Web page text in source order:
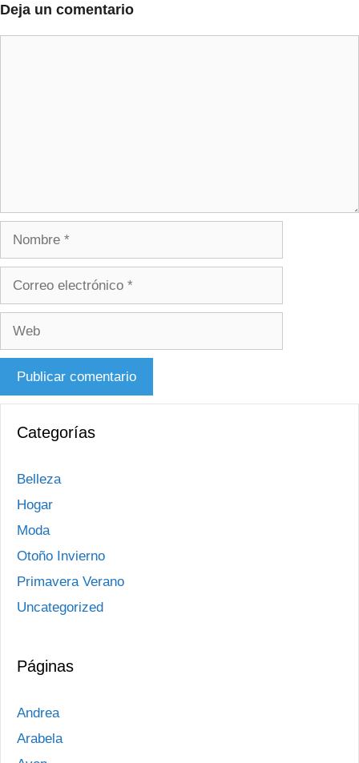
Deja un comentario
Categorías
Belleza
Hogar
Moda
Otoño Invierno
Primavera Verano
Uncategorized
Páginas
Andrea
Arabela